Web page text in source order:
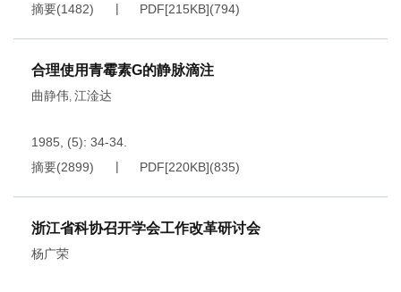
摘要(1482) PDF[215KB](794)
合理使用青霉素G的静脉滴注
曲静伟, 江淦达
1985, (5): 34-34.
摘要(2899) PDF[220KB](835)
浙江省科协召开学会工作改革研讨会
杨广荣